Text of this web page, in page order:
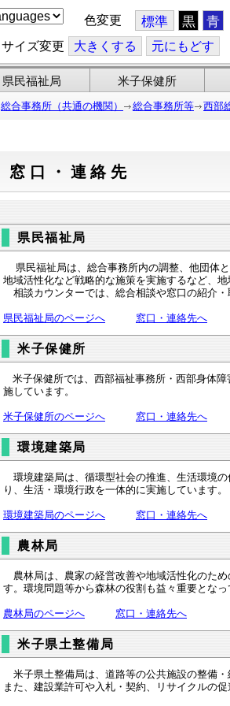
色変更 標準 黒 青
サイズ変更 大きくする 元にもどす
県民福祉局 米子保健所
総合事務所（共通の機関） 総合事務所等 西部
窓口・連絡先
県民福祉局
県民福祉局は、総合事務所内の調整、他団体
地域活性化など戦略的な施策を実施するなど、
相談カウンターでは、総合相談や窓口の紹介・
県民福祉局のページへ 窓口・連絡先へ
米子保健所
米子保健所では、西部福祉事務所・西部身体
施しています。
米子保健所のページへ 窓口・連絡先へ
環境建築局
環境建築局は、循環型社会の推進、生活環境
り、生活・環境行政を一体的に実施しています。
環境建築局のページへ 窓口・連絡先へ
農林局
農林局は、農家の経営改善や地域活性化のた
す。環境問題等から森林の役割も益々重要とな
農林局のページへ 窓口・連絡先へ
米子県土整備局
米子県土整備局は、道路等の公共施設の整備・
また、建設業許可や入札・契約、リサイクルの